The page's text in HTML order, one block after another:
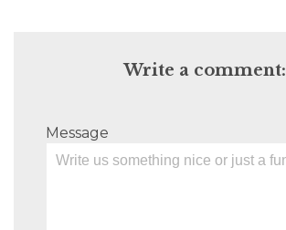
Write a comment:
Message